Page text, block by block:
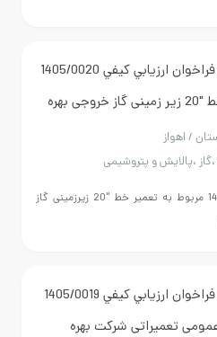
مناقصه فراخوان ارزيابي کيفي 1405/0020
خط "20 زیر زمینی گاز خروجی بهره
و پتروشیمی
1405/0020 مربوط به تعمیر خط "20 زیرزمینی گاز
مناقصه فراخوان ارزيابي کيفي 1405/0019
تعمیراتی شرکت بهره